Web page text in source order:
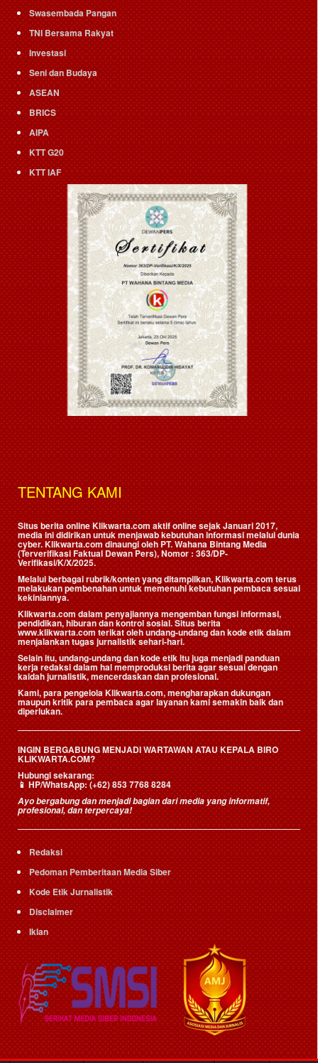
Swasembada Pangan
TNI Bersama Rakyat
Investasi
Seni dan Budaya
ASEAN
BRICS
AIPA
KTT G20
KTT IAF
TENTANG KAMI
Situs berita online Klikwarta.com aktif online sejak Januari 2017,
media ini didirikan untuk menjawab kebutuhan informasi melalui dunia
cyber. Klikwarta.com dinaungi oleh PT. Wahana Bintang Media
(Terverifikasi Faktual Dewan Pers), Nomor : 363/DP-
Verifikasi/K/X/2025.
Melalui berbagai rubrik/konten yang ditampilkan, Klikwarta.com terus
melakukan pembenahan untuk memenuhi kebutuhan pembaca sesuai
kekiniannya.
Klikwarta.com dalam penyajiannya mengemban fungsi informasi,
pendidikan, hiburan dan kontrol sosial. Situs berita
www.klikwarta.com terikat oleh undang-undang dan kode etik dalam
menjalankan tugas jurnalistik sehari-hari.
Selain itu, undang-undang dan kode etik itu juga menjadi panduan
kerja redaksi dalam hal memproduksi berita agar sesuai dengan
kaidah jurnalistik, mencerdaskan dan profesional.
Kami, para pengelola Klikwarta.com, mengharapkan dukungan
maupun kritik para pembaca agar layanan kami semakin baik dan
diperlukan.
INGIN BERGABUNG MENJADI WARTAWAN ATAU KEPALA BIRO
KLIKWARTA.COM?
Hubungi sekarang:
📱HP/WhatsApp:(+62) 853 7768 8284
Ayo bergabung dan menjadi bagian dari media yang informatif,
profesional, dan terpercaya!
Redaksi
Pedoman Pemberitaan Media Siber
Kode Etik Jurnalistik
Disclaimer
Iklan